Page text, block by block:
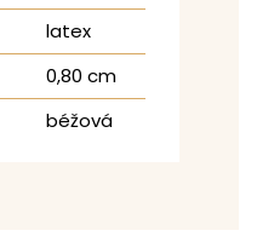
latex
0,80 cm
béžová